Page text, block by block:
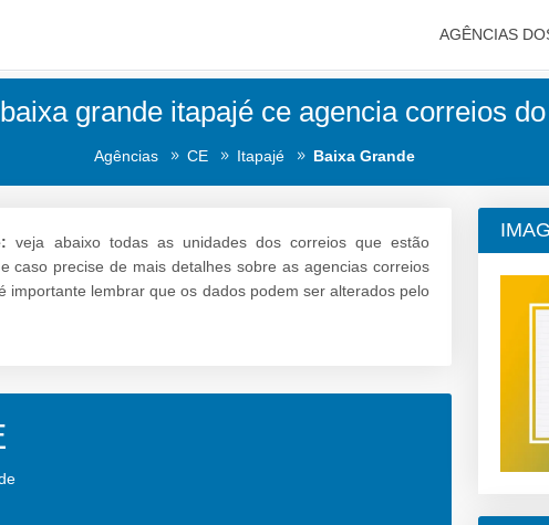
AGÊNCIAS
grande itapajé ce agencia correios
Agências CE Itapajé Baixa Grande
veja abaixo todas as unidades dos correios que estão
caso precise de mais detalhes sobre as agencias correios
importante lembrar que os dados podem ser alterados pelo